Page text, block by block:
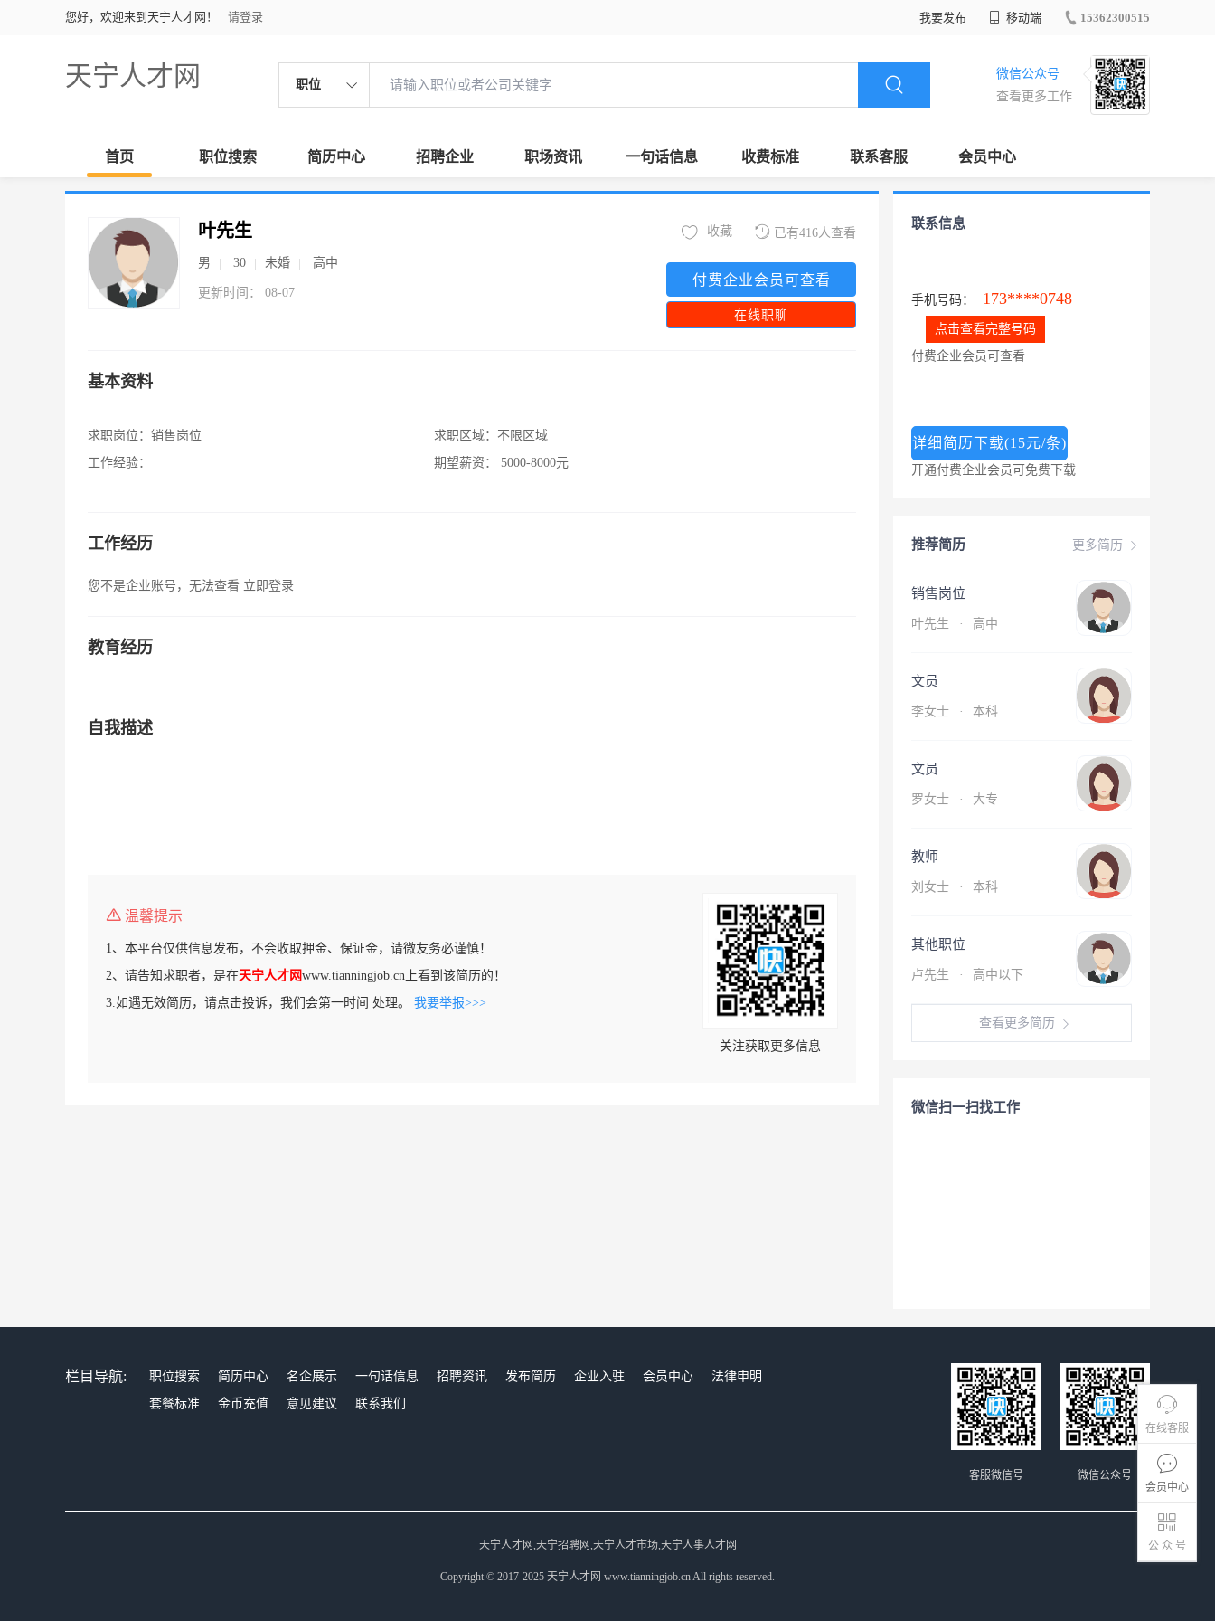
您好，欢迎来到天宁人才网！ 请登录 我要发布 移动端 15362300515
天宁人才网 职位
微信公众号
查看更多工作
首页 职位搜索 简历中心 招聘企业 职场资讯 一句话信息 收费标准 联系客服 会员中心
在线客服
会员中心
公 众 号
叶先生
男 30 未婚 高中
更新时间： 08-07
已有416人查看
收藏
付费企业会员可查看
在线职聊
基本资料
求职岗位： 销售岗位
工作经验：
求职区域： 不限区域
期望薪资：
5000-8000元
工作经历
您不是企业账号，无法查看 立即登录
教育经历
自我描述
温馨提示
1、本平台仅供信息发布，不会收取押金、保证金，请微友务必谨慎！
2、请告知求职者，是在天宁人才网www.tianningjob.cn上看到该简历的！
3.如遇无效简历，请点击投诉，我们会第一时间 处理。 我要举报>>>
关注获取更多信息
联系信息
手机号码： 173****0748
点击查看完整号码
付费企业会员可查看
详细简历下载(15元/条)
开通付费企业会员可免费下载
更多简历
推荐简历
销售岗位
叶先生 · 高中
文员
李女士 · 本科
文员
罗女士 · 大专
教师
刘女士 · 本科
其他职位
卢先生 · 高中以下
查看更多简历
微信扫一扫找工作
栏目导航: 职位搜索 简历中心 名企展示 一句话信息 招聘资讯 发布简历 企业入驻 会员中心
法律申明
套餐标准
金币充值 意见建议 联系我们
微信公众号
客服微信号
天宁人才网,天宁招聘网,天宁人才市场,天宁人事人才网
Copyright © 2017-2025 天宁人才网 www.tianningjob.cn All rights reserved.